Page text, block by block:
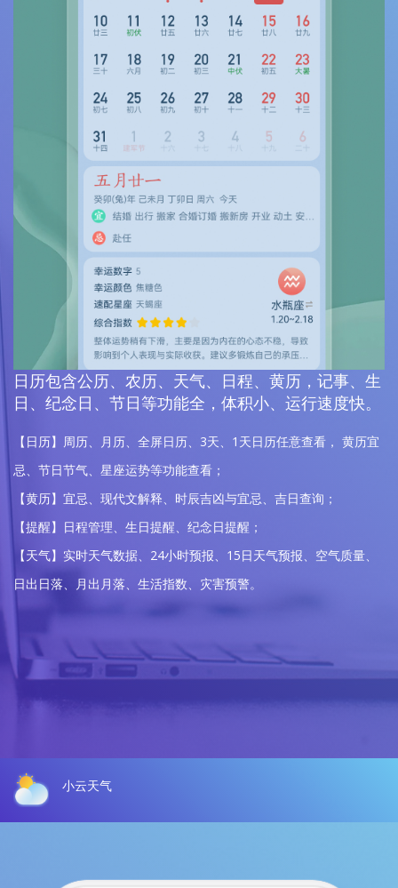
日历包含公历、农历、天气、日程、黄历，记事、生
日、纪念日、节日等功能全，体积小、运行速度快。
【日历】周历、月历、全屏日历、3天、1天日历任意查看， 黄历宜
忌、节日节气、星座运势等功能查看；
【黄历】宜忌、现代文解释、时辰吉凶与宜忌、吉日查询；
【提醒】日程管理、生日提醒、纪念日提醒；
【天气】实时天气数据、24小时预报、15日天气预报、空气质量、
日出日落、月出月落、生活指数、灾害预警。
小云天气